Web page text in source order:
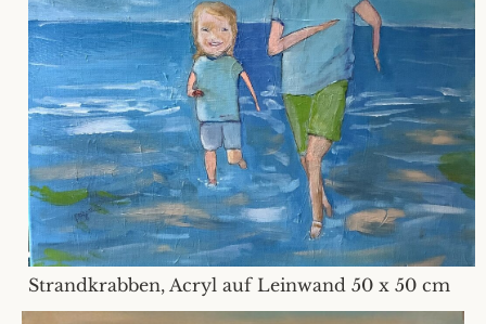
Strandkrabben, Acryl auf Leinwand 50 x 50 cm